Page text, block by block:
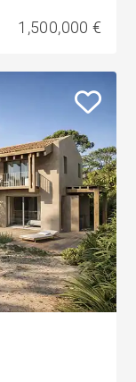
1,500,000 €